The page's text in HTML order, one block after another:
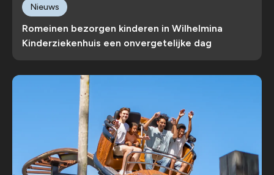
Romeinen bezorgen kinderen in Wilhelmina
Kinderziekenhuis een onvergetelijke dag
Nieuws